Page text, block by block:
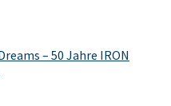
– 50 Jahre IRON